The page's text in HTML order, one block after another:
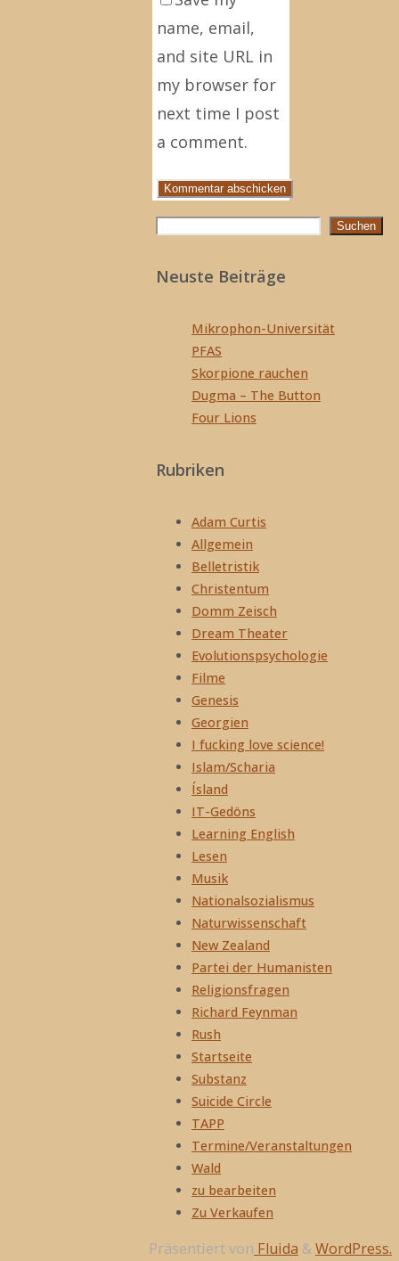
name, email,
and site URL in
my browser for
next time I post
a comment.
Suchen
Neuste Beiträge
Mikrophon-Universität
PFAS
Skorpione rauchen
Dugma – The Button
Four Lions
Rubriken
Adam Curtis
Allgemein
Belletristik
Christentum
Domm Zeisch
Dream Theater
Evolutionspsychologie
Filme
Genesis
Georgien
I fucking love science!
Islam/Scharia
Ísland
IT-Gedöns
Learning English
Lesen
Musik
Nationalsozialismus
Naturwissenschaft
New Zealand
Partei der Humanisten
Religionsfragen
Richard Feynman
Rush
Startseite
Substanz
Suicide Circle
TAPP
Termine/Veranstaltungen
Wald
zu bearbeiten
Zu Verkaufen
Präsentiert von Fluida &WordPress.